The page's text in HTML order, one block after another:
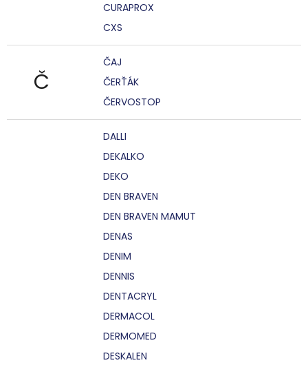
CURAPROX
CXS
Č
ČAJ
ČERŤÁK
ČERVOSTOP
DALLI
DEKALKO
DEKO
DEN BRAVEN
DEN BRAVEN MAMUT
DENAS
DENIM
DENNIS
DENTACRYL
DERMACOL
DERMOMED
DESKALEN